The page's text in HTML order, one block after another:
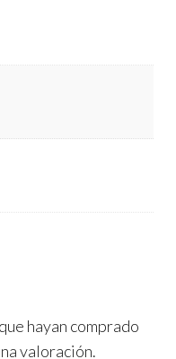
hayan comprado
valoración.